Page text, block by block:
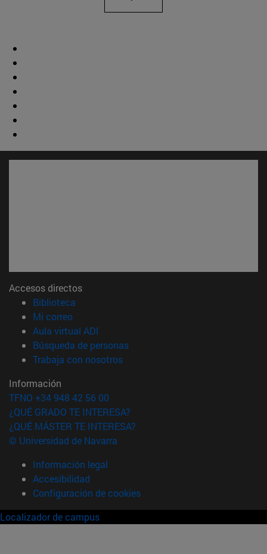
Accesos directos
Biblioteca
Mi correo(abre en nueva ventana)
Aula virtual ADI
Búsqueda de personas(abre en nueva ventana)
Trabaja con nosotros(abre en nueva ventana)
Información
TFNO +34 948 42 56 00
¿QUÉ GRADO TE INTERESA?
¿QUÉ MÁSTER TE INTERESA?
© Universidad de Navarra
Información legal
Accesibilidad
Configuración de cookies
Localizador de campus